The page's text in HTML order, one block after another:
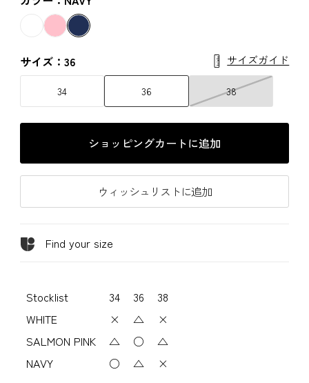
サイズ：36 サイズガイド
34 36 38
ショッピングカートに追加
ウィッシュリストに追加
Find your size
Stocklist 34 36
38
WHITE
× △
×
SALMON PINK
△ ○
△
NAVY
○ △ ×